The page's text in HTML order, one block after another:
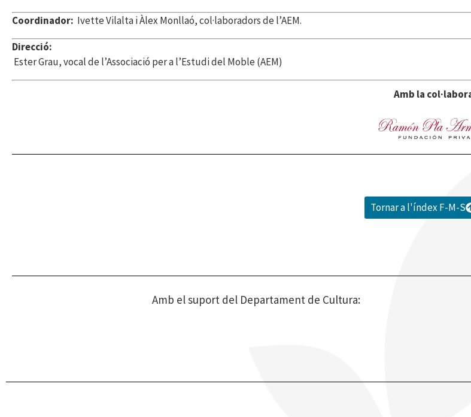
Coordinador: Ivette Vilalta i Àlex Monllaó, col·laboradors de l’AEM.
Direcció:
Ester Grau, vocal de l’Associació per a l’Estudi del Moble (AEM)
Amb la
Tornar a l'índex F-M-S
Amb el suport del Departament de Cultura: